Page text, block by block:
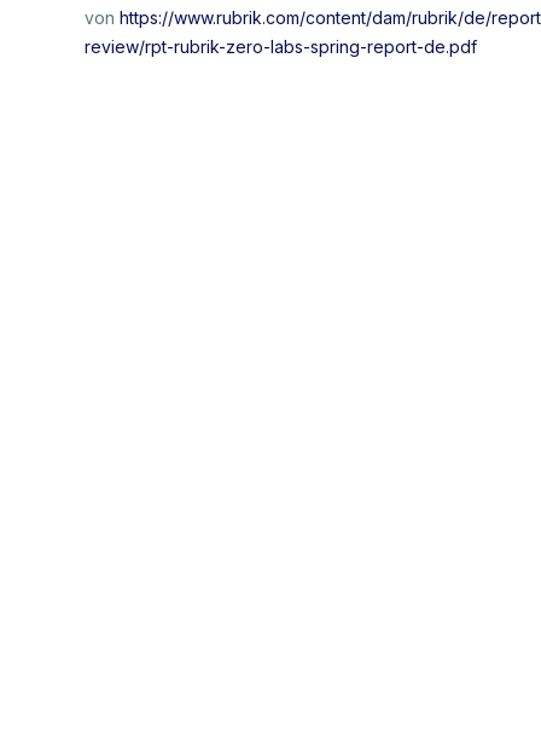
von https://www.rubrik.com/content/dam/rubrik/de/
review/rpt-rubrik-zero-labs-spring-report-de.pdf